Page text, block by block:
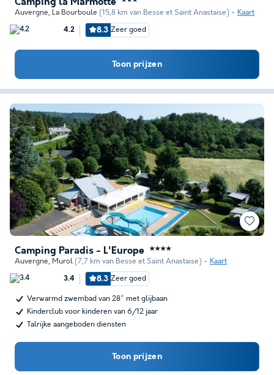
Auvergne, La Bourboule (15,8 km van Besse et Saint Anastaise) Kaart
4.2 8.3 Zeer goed
Toon prijzen
Camping Paradis - L'Europe ★★★★
Auvergne, Murol (7,7 km van Besse et Saint Anastaise) Kaart
3.4 8.3 Zeer goed
Verwarmd zwembad van 28° met glijbaan
Kinderclub voor kinderen van 6/12 jaar
Talrijke aangeboden diensten
Toon prijzen